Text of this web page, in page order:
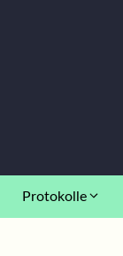
Protokolle